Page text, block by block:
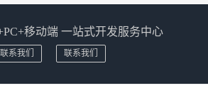
移动端 一站式开发服务中心
联系我们 联系我们